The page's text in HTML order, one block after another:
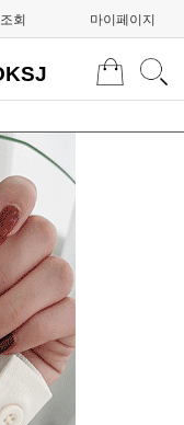
회 마이페이지